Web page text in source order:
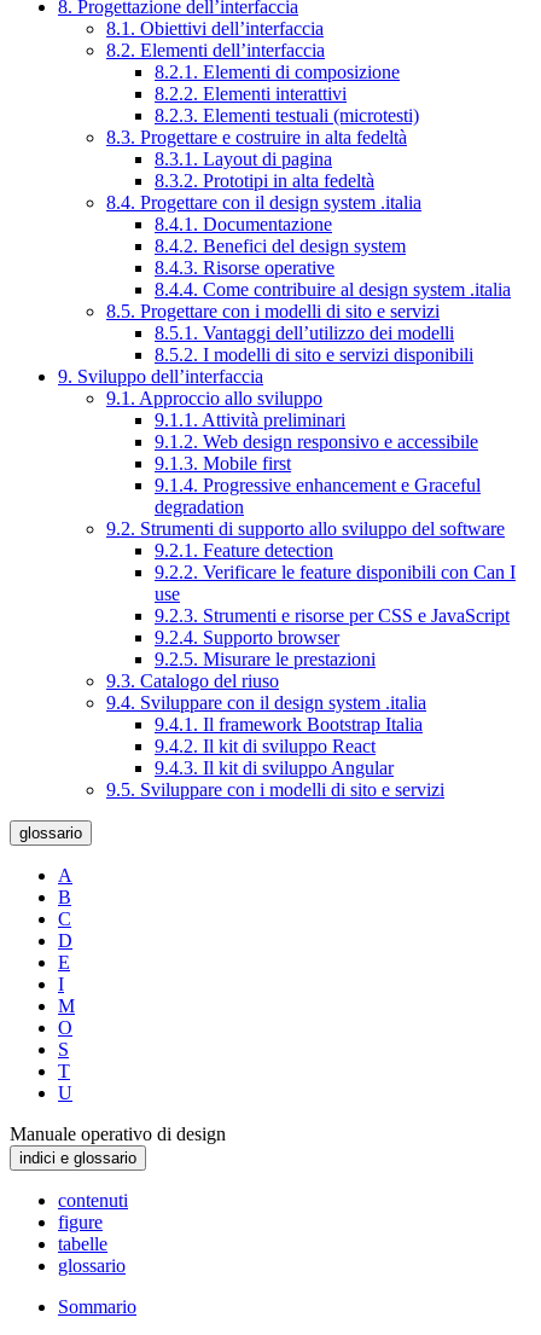
8. Progettazione dell’interfaccia
8.1. Obiettivi dell’interfaccia
8.2. Elementi dell’interfaccia
8.2.1. Elementi di composizione
8.2.2. Elementi interattivi
8.2.3. Elementi testuali (microtesti)
8.3. Progettare e costruire in alta fedeltà
8.3.1. Layout di pagina
8.3.2. Prototipi in alta fedeltà
8.4. Progettare con il design system .italia
8.4.1. Documentazione
8.4.2. Benefici del design system
8.4.3. Risorse operative
8.4.4. Come contribuire al design system .italia
8.5. Progettare con i modelli di sito e servizi
8.5.1. Vantaggi dell’utilizzo dei modelli
8.5.2. I modelli di sito e servizi disponibili
9. Sviluppo dell’interfaccia
9.1. Approccio allo sviluppo
9.1.1. Attività preliminari
9.1.2. Web design responsivo e accessibile
9.1.3. Mobile first
9.1.4. Progressive enhancement e Graceful
degradation
9.2. Strumenti di supporto allo sviluppo del software
9.2.1. Feature detection
9.2.2. Verificare le feature disponibili con Can I
use
9.2.3. Strumenti e risorse per CSS e JavaScript
9.2.4. Supporto browser
9.2.5. Misurare le prestazioni
9.3. Catalogo del riuso
9.4. Sviluppare con il design system .italia
9.4.1. Il framework Bootstrap Italia
9.4.2. Il kit di sviluppo React
9.4.3. Il kit di sviluppo Angular
9.5. Sviluppare con i modelli di sito e servizi
glossario
A
B
C
D
E
I
M
O
S
T
U
Manuale operativo di design
indici e glossario
contenuti
figure
tabelle
glossario
Sommario